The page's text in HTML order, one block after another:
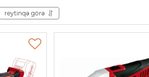
reytinqə görə